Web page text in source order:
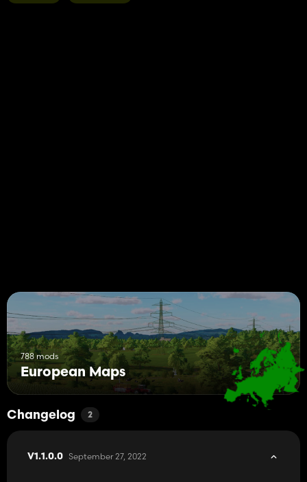
788 mods
European Maps
Changelog 2
V1.1.0.0 September 27, 2022